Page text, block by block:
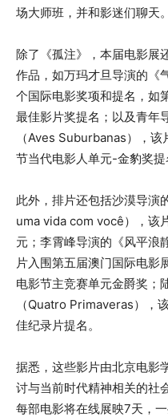
场大师班，并和影迷们聊天。
除了《孤注》，本届电影展
作品，如万玛才旦导演的《
个国际电影奖项和提名，如
最佳影片奖提名；以及青年
（Aves Suburbanas），
节当代电影人单元-金豹奖提
此外，排片还包括沙漠导演
uma vida com você），该
元；李霄峰导演的《风平
片入围第五届澳门国际电影
电影节主竞赛单元金爵奖；
（Quatro Primaveras），
佳纪录片提名。
据悉，这些影片由北京电影
讨与当前时代精神相关的社
每部电影将在线展映7天，